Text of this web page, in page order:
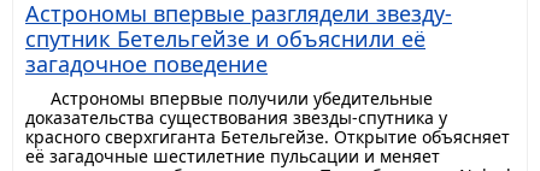
Астрономы впервые разглядели звезду-
спутник Бетельгейзе и объяснили её
загадочное поведение
Астрономы впервые получили убедительные
доказательства существования звезды-спутника у
красного сверхгиганта Бетельгейзе. Открытие объясняет
её загадочные шестилетние пульсации и меняет